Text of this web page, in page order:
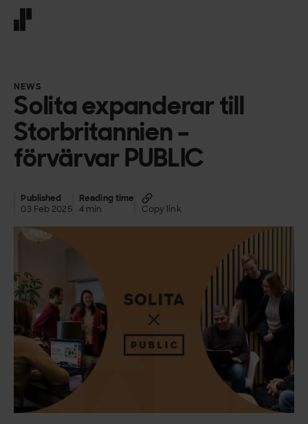
NEWS
Solita expanderar till
Storbritannien –
förvärvar PUBLIC
Published
03 Feb 2025
Reading time
4 min
Copy link